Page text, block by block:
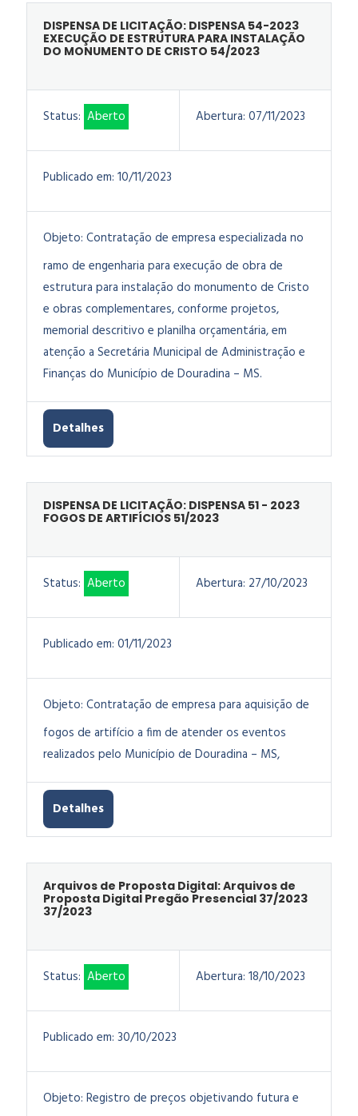
DISPENSA DE LICITAÇÃO: DISPENSA 54-2023
EXECUÇÃO DE ESTRUTURA PARA INSTALAÇÃO
DO MONUMENTO DE CRISTO 54/2023
Status: Aberto Abertura: 07/11/2023
Publicado em: 10/11/2023
Objeto: Contratação de empresa especializada no
ramo de engenharia para execução de obra de
estrutura para instalação do monumento de Cristo
e obras complementares, conforme projetos,
memorial descritivo e planilha orçamentária, em
atenção a Secretária Municipal de Administração e
Finanças do Município de Douradina – MS.
Detalhes
DISPENSA DE LICITAÇÃO: DISPENSA 51 - 2023
FOGOS DE ARTIFÍCIOS 51/2023
Status: Aberto Abertura: 27/10/2023
Publicado em: 01/11/2023
Objeto: Contratação de empresa para aquisição de
fogos de artifício a fim de atender os eventos
realizados pelo Município de Douradina – MS,
Detalhes
Arquivos de Proposta Digital: Arquivos de
Proposta Digital Pregão Presencial 37/2023
37/2023
Status: Aberto Abertura: 18/10/2023
Publicado em: 30/10/2023
Objeto: Registro de preços objetivando futura e